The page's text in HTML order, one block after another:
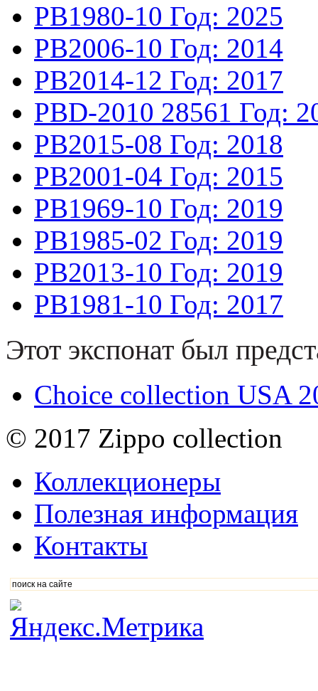
PB1980-10 Год: 2025
PB2006-10 Год: 2014
PB2014-12 Год: 2017
PBD-2010 28561 Год:
PB2015-08 Год: 2018
PB2001-04 Год: 2015
PB1969-10 Год: 2019
PB1985-02 Год: 2019
PB2013-10 Год: 2019
PB1981-10 Год: 2017
Этот экспонат был
Choice collection USA
© 2017 Zippo collection
Коллекционеры
Полезная информация
Контакты